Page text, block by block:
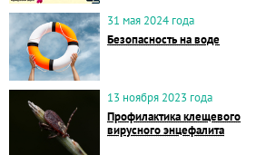
31 мая 2024 года
Безопасность на воде
13 ноября 2023 года
Профилактика клещевого
вирусного энцефалита